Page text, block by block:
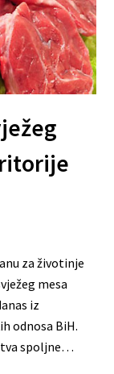
za životinje
mesa
iz
odnosa BiH.
spoljne…